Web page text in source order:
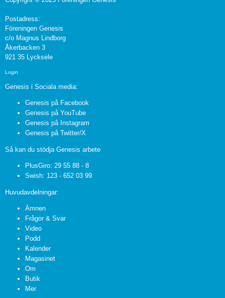
Postadress:
Föreningen Genesis
c/o Magnus Lindborg
Åkerbacken 3
921 35 Lycksele
Login
Genesis i Sociala media:
Genesis på Facebook
Genesis på YouTube
Genesis på Instagram
Genesis på Twitter/X
Så kan du stödja Genesis arbete
PlusGiro: 29 55 88 - 8
Swish: 123 - 652 03 99
Huvudavdelningar:
Ämnen
Frågor & Svar
Video
Podd
Kalender
Magasinet
Om
Butik
Mer